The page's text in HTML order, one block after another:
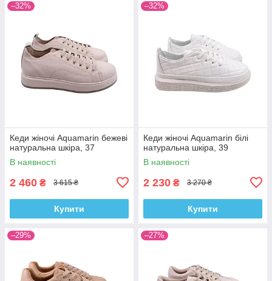
–32%
Кеди жіночі Aquamarin бежеві
натуральна шкіра, 37
В наявності
2 460 ₴ 3 615 ₴
Купити
–32%
Кеди жіночі Aquamarin білі
натуральна шкіра, 39
В наявності
2 230 ₴ 3 270 ₴
Купити
–29% –27%